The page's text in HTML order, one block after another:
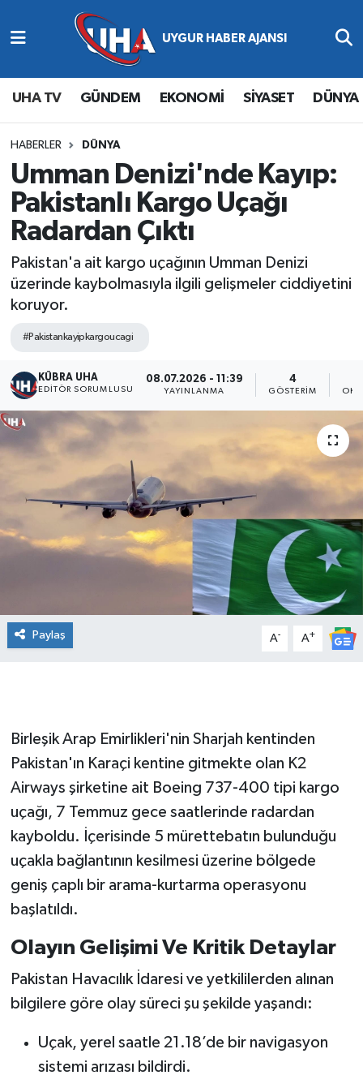
UHA TV GÜNDEM EKONOMİ SİYASET DÜNYA
HABERLER DÜNYA
Umman Denizi'nde Kayıp:
Pakistanlı Kargo Uçağı
Radardan Çıktı
Pakistan'a ait kargo uçağının Umman Denizi
üzerinde kaybolmasıyla ilgili gelişmeler ciddiyetini
koruyor.
#Pakistankayipkargoucagi
KÜBRA UHA
EDİTÖR SORUMLUSU
08.07.2026 - 11:39
YAYINLANMA
4
GÖSTERIM
Paylaş A- A+
Birleşik Arap Emirlikleri'nin Sharjah kentinden
Pakistan'ın Karaçi kentine gitmekte olan K2
Airways şirketine ait Boeing 737-400 tipi kargo
uçağı, 7 Temmuz gece saatlerinde radardan
kayboldu. İçerisinde 5 mürettebatın bulunduğu
uçakla bağlantının kesilmesi üzerine bölgede
geniş çaplı bir arama-kurtarma operasyonu
başlatıldı.
Olayın Gelişimi Ve Kritik Detaylar
Pakistan Havacılık İdaresi ve yetkililerden alınan
bilgilere göre olay süreci şu şekilde yaşandı:
Uçak, yerel saatle 21.18’de bir navigasyon
sistemi arızası bildirdi.
Abone Ol
Gündem
Ekonomi
Magazin
Siyaset
Spor
Yaşam
Nöbetçi Eczaneler
Hava Durumu
Namaz Vakitleri
Trafik Durumu
Süper Lig Puan Durumu ve Fikstür
Tüm Manşetler
Son Dakika Haberleri